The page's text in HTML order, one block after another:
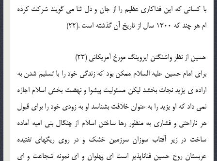
با كسانى كه اين فداكارى عظيم را از جان و دل ثنا مى گويند شركت كرده
ام هر چند كه 1300 سال از تاريخ آن گذشته است .(22)
حسين از نظر واشنگتن ايروينگ مورخ آمريكائى (23)
براى امام حسين عليه السلام ممكن بود كه زندگى خود را با تسليم شدن به
اراده ى يزيد نجات بخشد ليكن مسئوليت پيشوا و نهضت بخش اسلام اجازه
نمى داد كه او يزيد را به عنوان خلافت بشناسد او به زودى خود را براى قبول
هر ناراحتى و فشارى به منظور رها ساختن اسلام از چنگال بنى اميه آماده
ساخت در زير آفتاب سوزان سرزمين خشك و در روى ريگهاى تفتيده
عربستان روح حسين فناناپذير است اى پهلوان و اى نمونه شجاعت و اى